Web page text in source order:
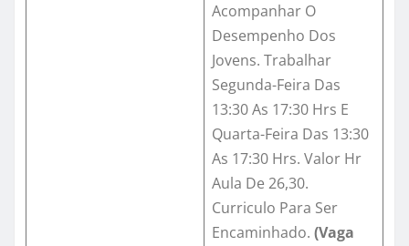
Acompanhar O
Desempenho Dos
Jovens. Trabalhar
Segunda-Feira Das
13:30 As 17:30 Hrs E
Quarta-Feira Das 13:30
As 17:30 Hrs. Valor Hr
Aula De 26,30.
Curriculo Para Ser
Encaminhado. (Vaga